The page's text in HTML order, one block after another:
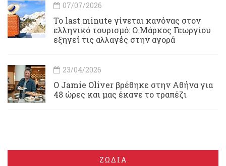
07/07/2026
Το last minute γίνεται κανόνας στον
ελληνικό τουρισμό: Ο Μάρκος Γεωργίου
εξηγεί τις αλλαγές στην αγορά
23/04/2026
Ο Jamie Oliver βρέθηκε στην Αθήνα για
48 ώρες και μας έκανε το τραπέζι
ΖΩΔΙΑ